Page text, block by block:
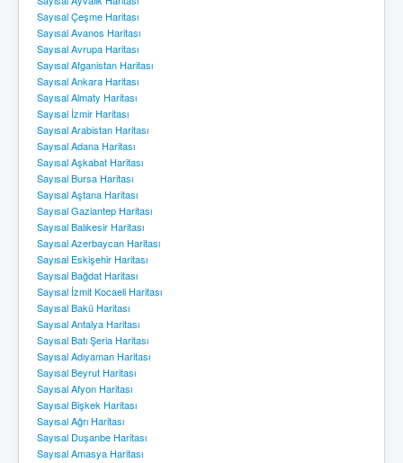
Sayısal Çeşme Haritası
Sayısal Avanos Haritası
Sayısal Avrupa Haritası
Sayısal Afganistan Haritası
Sayısal Ankara Haritası
Sayısal Almaty Haritası
Sayısal İzmir Haritası
Sayısal Arabistan Haritası
Sayısal Adana Haritası
Sayısal Aşkabat Haritası
Sayısal Bursa Haritası
Sayısal Aştana Haritası
Sayısal Gaziantep Haritası
Sayısal Balıkesir Haritası
Sayısal Azerbaycan Haritası
Sayısal Eskişehir Haritası
Sayısal Bağdat Haritası
Sayısal İzmit Kocaeli Haritası
Sayısal Bakü Haritası
Sayısal Antalya Haritası
Sayısal Batı Şeria Haritası
Sayısal Adıyaman Haritası
Sayısal Beyrut Haritası
Sayısal Afyon Haritası
Sayısal Bişkek Haritası
Sayısal Ağrı Haritası
Sayısal Duşanbe Haritası
Sayısal Amasya Haritası